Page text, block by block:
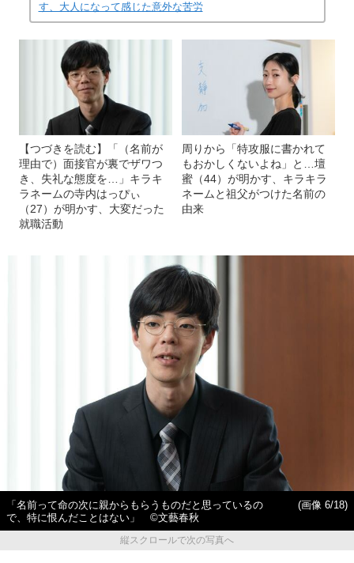
す、大人になって感じた意外な苦労
【つづきを読む】「（名前が
理由で）面接官が裏でザワつ
き、失礼な態度を…」キラキ
ラネームの寺内はっぴぃ
（27）が明かす、大変だった
就職活動
周りから「特攻服に書かれて
もおかしくないよね」と…壇
蜜（44）が明かす、キラキラ
ネームと祖父がつけた名前の
由来
「名前って命の次に親からもらうものだと思っているの
で、特に恨んだことはない」 ©︎文藝春秋
(画像 6/18)
縦スクロールで次の写真へ